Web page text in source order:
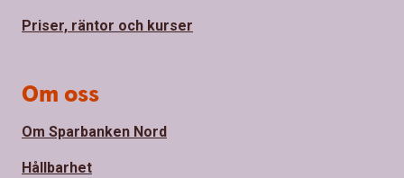
Priser, räntor och kurser
Om oss
Om Sparbanken Nord
Hållbarhet